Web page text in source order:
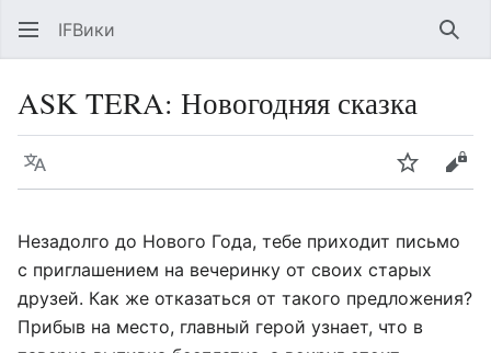
IFВики
ASK TERA: Новогодняя сказка
Язык Следить
Незадолго до Нового Года, тебе приходит письмо
с приглашением на вечеринку от своих старых
друзей. Как же отказаться от такого предложения?
Прибыв на место, главный герой узнает, что в